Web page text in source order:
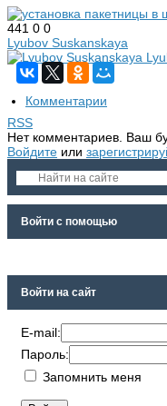
441 0 0
Lyubov Suskanskaya
Комментарии
RSS
Нет комментариев. Ваш
Войдите или
Войти с помощью
Войти на сайт
E-mail:
Пароль:
Запомнить меня